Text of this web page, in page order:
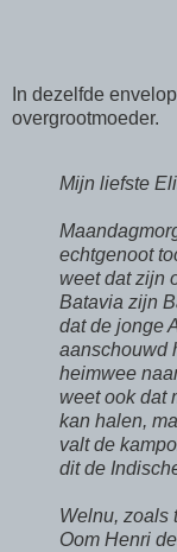
In dezelfde
overgrootmoeder.
Mijn liefste
echtgenoot
weet dat zijn
Batavia zijn
dat de jonge
aanschouwd
heimwee
weet ook dat
kan halen,
valt de
dit de
Welnu, zoals
Oom Henri